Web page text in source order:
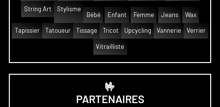
String Art
Stylisme
Bébé
Enfant Femme Jeans Wax
Tapissier Tatoueur Tissage Tricot Upcycling Vannerie Verrier
Vitrailliste
🤟
PARTENAIRES